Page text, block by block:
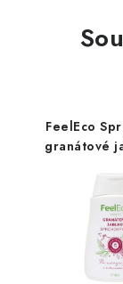
FeelEco
granátové